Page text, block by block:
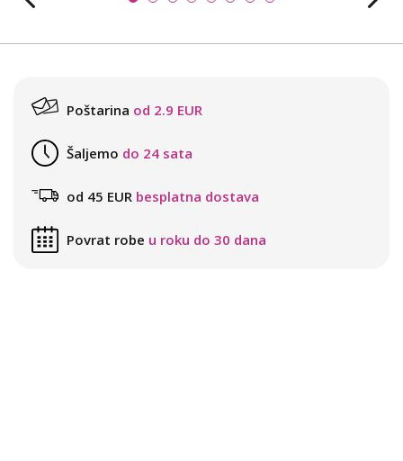
Poštarina od 2.9 EUR
Šaljemo do 24 sata
od 45 EUR besplatna dostava
Povrat robe u roku do 30 dana